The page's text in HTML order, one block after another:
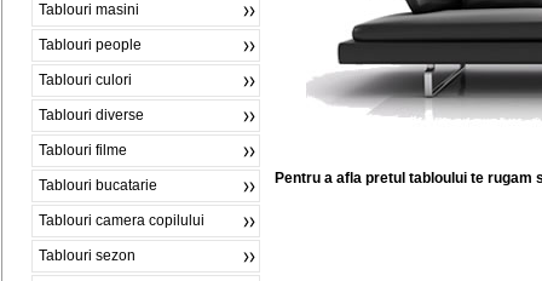
Tablouri masini
Tablouri people
Tablouri culori
Tablouri diverse
Tablouri filme
Tablouri bucatarie
Tablouri camera copilului
Tablouri sezon
Pentru a afla pretul tabloului te rugam